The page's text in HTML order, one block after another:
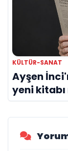
KÜLTÜR-SANAT
Ayşen
yeni